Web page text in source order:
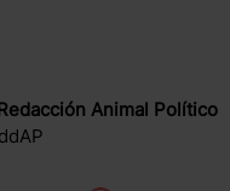
Animal Político